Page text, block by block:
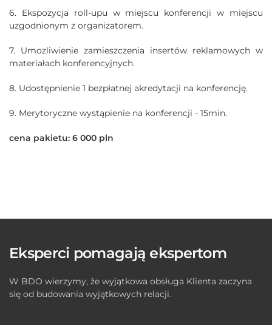
6. Ekspozycja roll-upu w miejscu konferencji w miejscu
uzgodnionym z organizatorem.
7. Umozliwienie zamieszczenia insertów reklamowych w
materiałach konferencyjnych.
8. Udostępnienie 1 bezpłatnej akredytacji na konferencję.
9. Merytoryczne wystąpienie na konferencji - 15min.
cena pakietu: 6 000 pln
Eksperci pomagają ekspertom
W BDO wierzymy, że wyjątkowa obsługa Klienta zaczyna
się od budowania wyjątkowych relacji.